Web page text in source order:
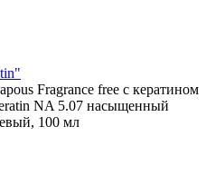
Fragrance free с кератином
NA 5.07 насыщенный
100 мл